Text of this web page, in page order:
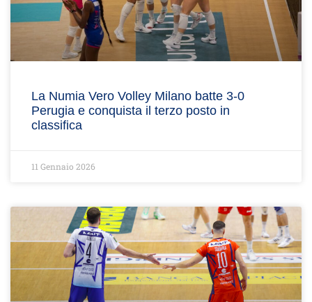
La Numia Vero Volley Milano batte 3-0
Perugia e conquista il terzo posto in
classifica
11 Gennaio 2026